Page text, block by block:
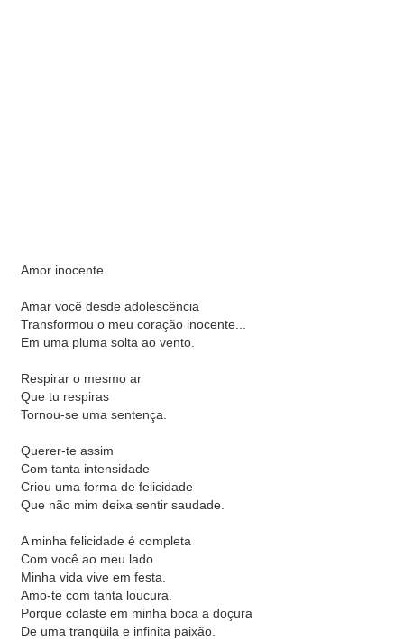
Amor inocente
Amar você desde adolescência
Transformou o meu coração inocente...
Em uma pluma solta ao vento.
Respirar o mesmo ar
Que tu respiras
Tornou-se uma sentença.
Querer-te assim
Com tanta intensidade
Criou uma forma de felicidade
Que não mim deixa sentir saudade.
A minha felicidade é completa
Com você ao meu lado
Minha vida vive em festa.
Amo-te com tanta loucura.
Porque colaste em minha boca a doçura
De uma tranqüila e infinita paixão.